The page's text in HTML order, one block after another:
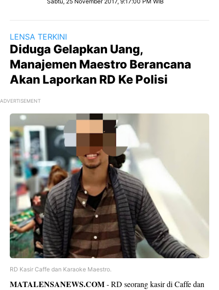
LENSA TERKINI
Diduga Gelapkan Uang,
Manajemen Maestro Berancana
Akan Laporkan RD Ke Polisi
ADVERTISEMENT
RD Kasir Caffe dan Karaoke Maestro.
MATALENSANEWS.COM- RD seorang kasir di Caffe dan